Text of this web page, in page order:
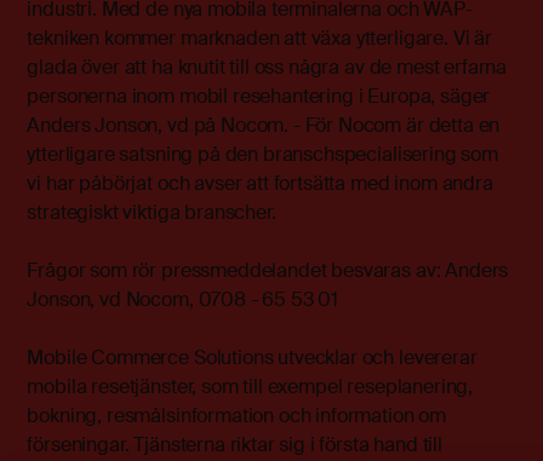
industri. Med de nya mobila terminalerna och WAP-
tekniken kommer marknaden att växa ytterligare. Vi är
glada över att ha knutit till oss några av de mest erfarna
personerna inom mobil resehantering i Europa, säger
Anders Jonson, vd på Nocom. - För Nocom är detta en
ytterligare satsning på den branschspecialisering som
vi har påbörjat och avser att fortsätta med inom andra
strategiskt viktiga branscher.
Frågor som rör pressmeddelandet besvaras av: Anders
Jonson, vd Nocom, 0708 - 65 53 01
Mobile Commerce Solutions utvecklar och levererar
mobila resetjänster, som till exempel reseplanering,
bokning, resmålsinformation och information om
förseningar. Tjänsterna riktar sig i första hand till